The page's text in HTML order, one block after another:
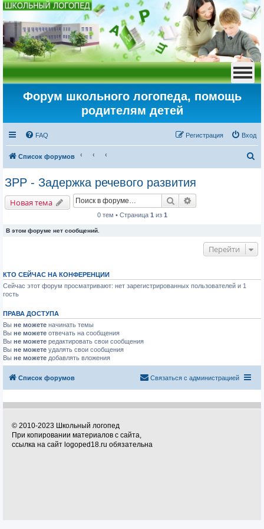
Форум школьного логопеда, помощь
родителям детей
FAQ Вход
Регистрация
Список форумов
о
ЗРР - Задержка речевого развития
Новая тема Поиск
0 тем • Страница 1 из 1
В этом форуме нет сообщений.
Перейти
КТО СЕЙЧАС НА КОНФЕРЕНЦИИ
Сейчас этот форум просматривают: нет зарегистрированных пользователей и 1
гость
ПРАВА ДОСТУПА
Вы не можете начинать темы
Вы не можете отвечать на сообщения
Вы не можете редактировать свои сообщения
Вы не можете удалять свои сообщения
Вы не можете добавлять вложения
Список форумов Связаться с администрацией
© 2010-2023 Школьный логопед
При копировании материалов с сайта,
ссылка на сайт logoped18.ru обязательна